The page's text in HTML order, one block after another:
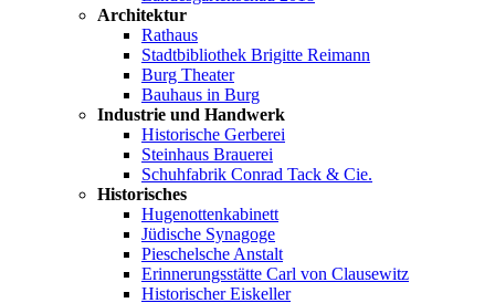
Architektur
Rathaus
Stadtbibliothek Brigitte Reimann
Burg Theater
Bauhaus in Burg
Industrie und Handwerk
Historische Gerberei
Steinhaus Brauerei
Schuhfabrik Conrad Tack & Cie.
Historisches
Hugenottenkabinett
Jüdische Synagoge
Pieschelsche Anstalt
Erinnerungsstätte Carl von Clausewitz
Historischer Eiskeller